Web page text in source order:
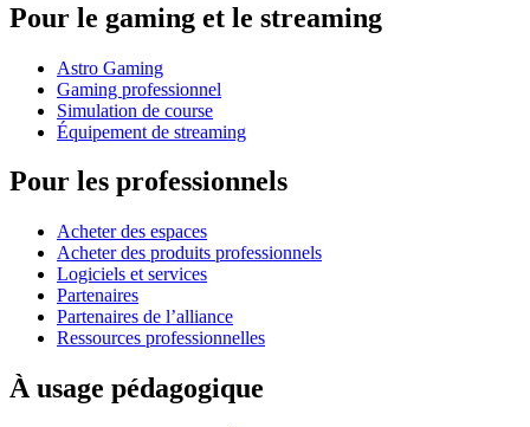
Pour le gaming et le streaming
Astro Gaming
Gaming professionnel
Simulation de course
Équipement de streaming
Pour les professionnels
Acheter des espaces
Acheter des produits professionnels
Logiciels et services
Partenaires
Partenaires de l’alliance
Ressources professionnelles
À usage pédagogique